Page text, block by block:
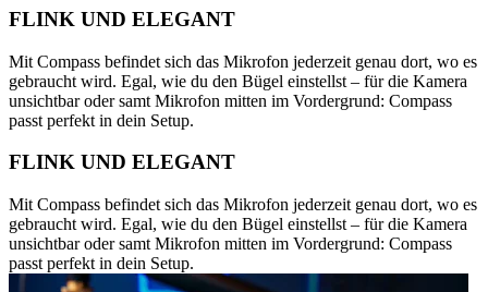
FLINK UND ELEGANT
Mit Compass befindet sich das Mikrofon jederzeit genau dort, wo es
gebraucht wird. Egal, wie du den Bügel einstellst – für die Kamera
unsichtbar oder samt Mikrofon mitten im Vordergrund: Compass
passt perfekt in dein Setup.
FLINK UND ELEGANT
Mit Compass befindet sich das Mikrofon jederzeit genau dort, wo es
gebraucht wird. Egal, wie du den Bügel einstellst – für die Kamera
unsichtbar oder samt Mikrofon mitten im Vordergrund: Compass
passt perfekt in dein Setup.